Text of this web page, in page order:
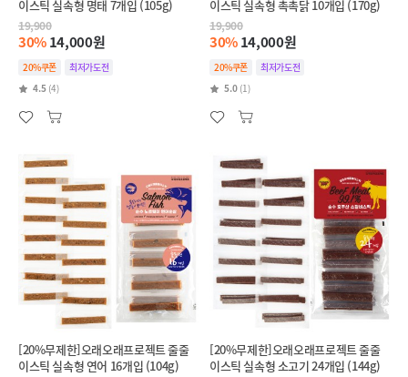
이스틱 실속형 명태 7개입 (105g)
19,900
30%14,000원
20%쿠폰
최저가도전
4.5 (4)
이스틱 실속형 촉촉닭 10개입 (170g)
19,900
30%14,000원
20%쿠폰
최저가도전
5.0 (1)
[20%무제한]오래오래프로젝트 줄줄
이스틱 실속형 연어 16개입 (104g)
[20%무제한]오래오래프로젝트 줄줄
이스틱 실속형 소고기 24개입 (144g)